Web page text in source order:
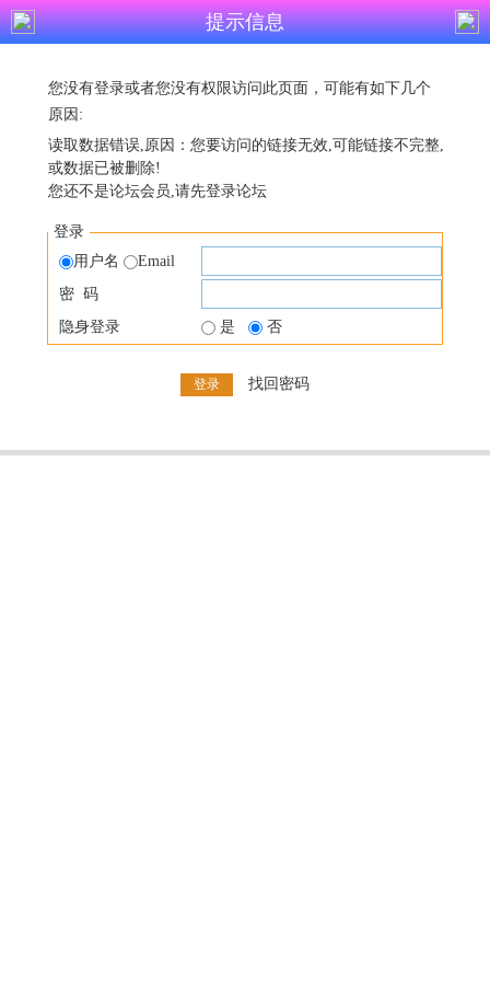
提示信息
您没有登录或者您没有权限访问此页面，可能有如下几个
原因:
读取数据错误,原因：您要访问的链接无效,可能链接不完整,
或数据已被删除!
您还不是论坛会员,请先登录论坛
登录
用户名
Email
密 码
隐身登录
是 否
找回密码